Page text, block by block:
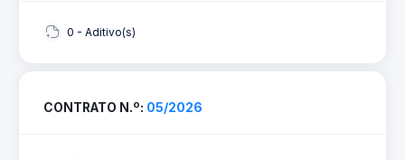
0 - Aditivo(s)
CONTRATO N.º: 05/2026